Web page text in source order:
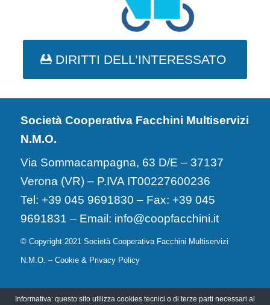
DIRITTI DELL’INTERESSATO
Società Cooperativa Facchini Multiservizi
N.M.O.
Via Sommacampagna, 63 D/E – 37137
Verona (VR) – P.IVA IT00227600236
Tel: +39 045 9691830 – Fax: +39 045
9691831 – Email: info@coopfacchini.it
© Copyright 2021 Società Cooperativa Facchini Multiservizi
N.M.O. – Cookie & Privacy Policy
Scarica qui il nostro DURC
Informativa: questo sito utilizza cookies tecnici o di terze parti necessari al